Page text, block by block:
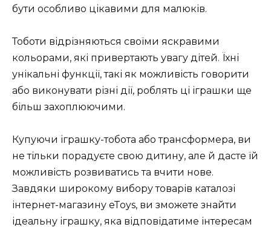
бути особливо цікавими для малюків.
Тоботи відрізняються своїми яскравими
кольорами, які привертають увагу дітей. Їхні
унікальні функції, такі як можливість говорити
або виконувати різні дії, роблять ці іграшки ще
більш захоплюючими.
Купуючи іграшку-тобота або трансформера, ви
не тільки порадуєте свою дитину, але й дасте їй
можливість розвиватись та вчити нове.
Завдяки широкому вибору товарів каталозі
інтернет-магазину eToys, ви зможете знайти
ідеальну іграшку, яка відповідатиме інтересам